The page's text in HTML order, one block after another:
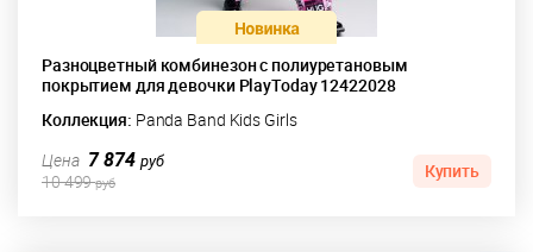
Разноцветный комбинезон с полиуретановым
покрытием для девочки PlayToday 12422028
Коллекция: Panda Band Kids Girls
Цена 7 874 руб
10 499руб
Купить